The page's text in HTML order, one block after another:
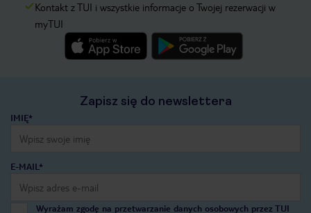
Kontakt z TUI i wszystkie informacje o Twojej rezerwacji w
myTUI
Zapisz się do newslettera
IMIĘ*
E-MAIL*
Wyrażam zgodę na przetwarzanie danych osobowych przez TUI